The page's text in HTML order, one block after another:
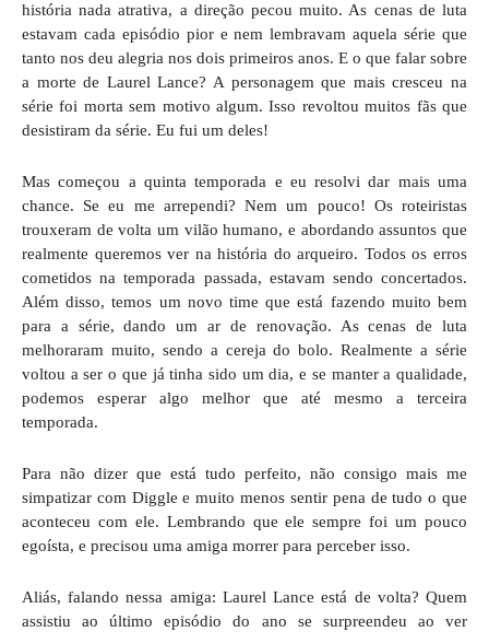
história nada atrativa, a direção pecou muito. As cenas de luta
estavam cada episódio pior e nem lembravam aquela série que
tanto nos deu alegria nos dois primeiros anos. E o que falar sobre
a morte de Laurel Lance? A personagem que mais cresceu na
série foi morta sem motivo algum. Isso revoltou muitos fãs que
desistiram da série. Eu fui um deles!
Mas começou a quinta temporada e eu resolvi dar mais uma
chance. Se eu me arrependi? Nem um pouco! Os roteiristas
trouxeram de volta um vilão humano, e abordando assuntos que
realmente queremos ver na história do arqueiro. Todos os erros
cometidos na temporada passada, estavam sendo concertados.
Além disso, temos um novo time que está fazendo muito bem
para a série, dando um ar de renovação. As cenas de luta
melhoraram muito, sendo a cereja do bolo. Realmente a série
voltou a ser o que já tinha sido um dia, e se manter a qualidade,
podemos esperar algo melhor que até mesmo a terceira
temporada.
Para não dizer que está tudo perfeito, não consigo mais me
simpatizar com Diggle e muito menos sentir pena de tudo o que
aconteceu com ele. Lembrando que ele sempre foi um pouco
egoísta, e precisou uma amiga morrer para perceber isso.
Aliás, falando nessa amiga: Laurel Lance está de volta? Quem
assistiu ao último episódio do ano se surpreendeu ao ver